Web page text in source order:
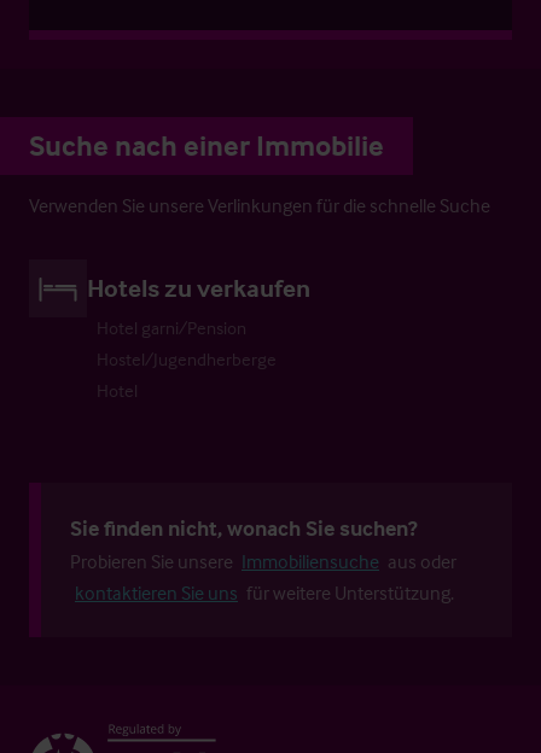
Suche nach einer Immobilie
Verwenden Sie unsere Verlinkungen für die schnelle Suche
Hotels zu verkaufen
Hotel garni/Pension
Hostel/Jugendherberge
Hotel
Sie finden nicht, wonach Sie suchen?
Probieren Sie unsere Immobiliensuche aus oder
kontaktieren Sie uns für weitere Unterstützung.